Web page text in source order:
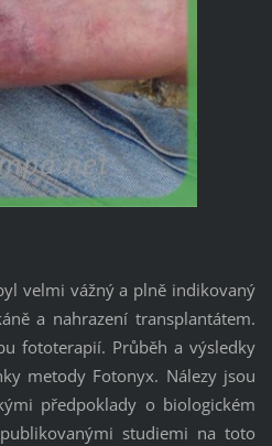
velmi vážný a plně indikovaný
a nahrazení transplantátem.
fototerapií. Průběh a výsledky
metody Fotonyx. Nálezy jsou
předpoklady o biologickém
studiemi na toto